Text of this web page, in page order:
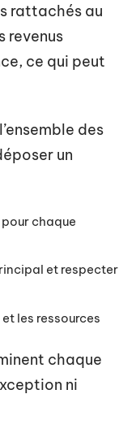
rattachés au
revenus
ce qui peut
des
un
chaque
et respecter
les ressources
chaque
ni